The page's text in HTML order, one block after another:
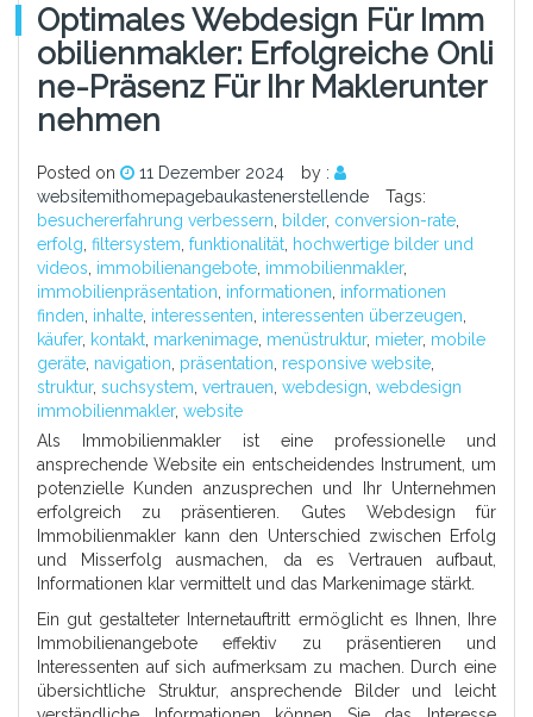
Optimales Webdesign Für Imm
Obilienmakler: Erfolgreiche Onli
Ne-Präsenz Für Ihr Maklerunter
Nehmen
Posted on 11 Dezember 2024
by :
websitemithomepagebaukastenerstellende
Tags:
besuchererfahrung verbessern
bilder, conversion-rate
erfolg filtersystem funktionalität hochwertige bilder und
videos immobilienangebote immobilienmakler,
immobilienpräsentation informationen informationen
finden inhalte interessenten interessenten überzeugen
käufer, kontakt markenimage menüstruktur, mieter, mobile
geräte navigation präsentation responsive website
struktur, suchsystem vertrauen webdesign webdesign
immobilienmakler, website
Als Immobilienmakler ist eine professionelle und
ansprechende Website ein entscheidendes Instrument, um
potenzielle Kunden anzusprechen und Ihr Unternehmen
erfolgreich zu präsentieren. Gutes Webdesign für
Immobilienmakler kann den Unterschied zwischen Erfolg
und Misserfolg ausmachen, da es Vertrauen aufbaut,
Informationen klar vermittelt und das Markenimage stärkt.
Ein gut gestalteter Internetauftritt ermöglicht es Ihnen, Ihre
Immobilienangebote effektiv zu präsentieren und
Interessenten auf sich aufmerksam zu machen. Durch eine
übersichtliche Struktur, ansprechende Bilder und leicht